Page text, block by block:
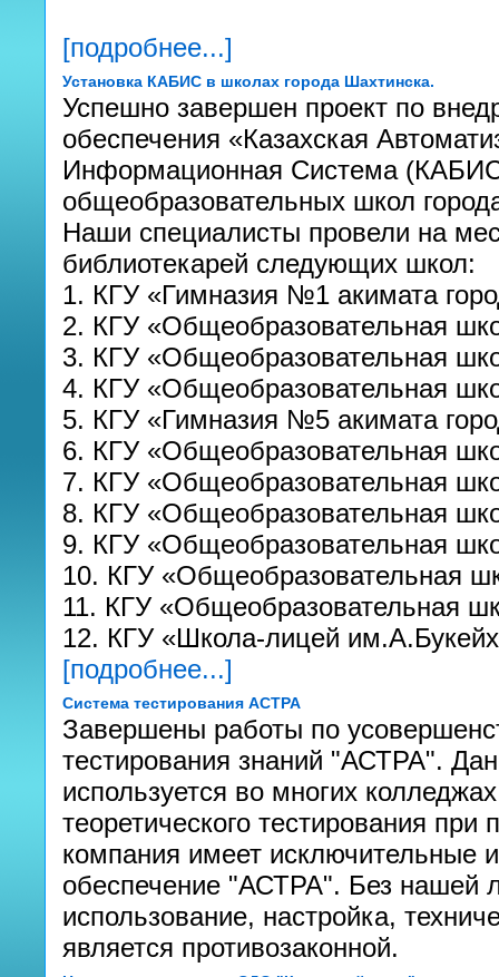
[подробнее...]
Установка КАБИС в школах города Шахтинска.
Успешно завершен проект по
обеспечения «Казахская
Информационная Система
общеобразовательных школ
Наши специалисты провели на
библиотекарей следующих школ:
1. КГУ «Гимназия №1 акимата
2. КГУ «Общеобразовательная
3. КГУ «Общеобразовательная
4. КГУ «Общеобразовательная
5. КГУ «Гимназия №5 акимата
6. КГУ «Общеобразовательная
7. КГУ «Общеобразовательная
8. КГУ «Общеобразовательная
9. КГУ «Общеобразовательная
10. КГУ «Общеобразовательная
11. КГУ «Общеобразовательная
12. КГУ «Школа-лицей
[подробнее...]
Система тестирования АСТРА
Завершены работы по
тестирования знаний "АСТРА".
используется во многих
теоретического тестирования
компания имеет исключительные
обеспечение "АСТРА". Без нашей
использование, настройка,
является противозаконной.